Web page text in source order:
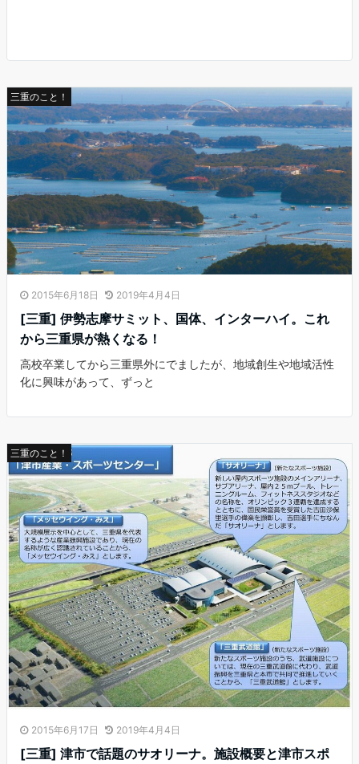
三重のこと！
2015年6月18日 2019年4月4日
[三重] 伊勢志摩サミット、国体、インターハイ。これ
から三重県が熱くなる！
高校卒業してから三重県外にでましたが、地域創生や地域活性
化に興味があって、ずっと
三重のこと！
2015年6月17日 2019年4月4日
[三重] 津市で話題のサオリーナ。施設概要と津市スポ